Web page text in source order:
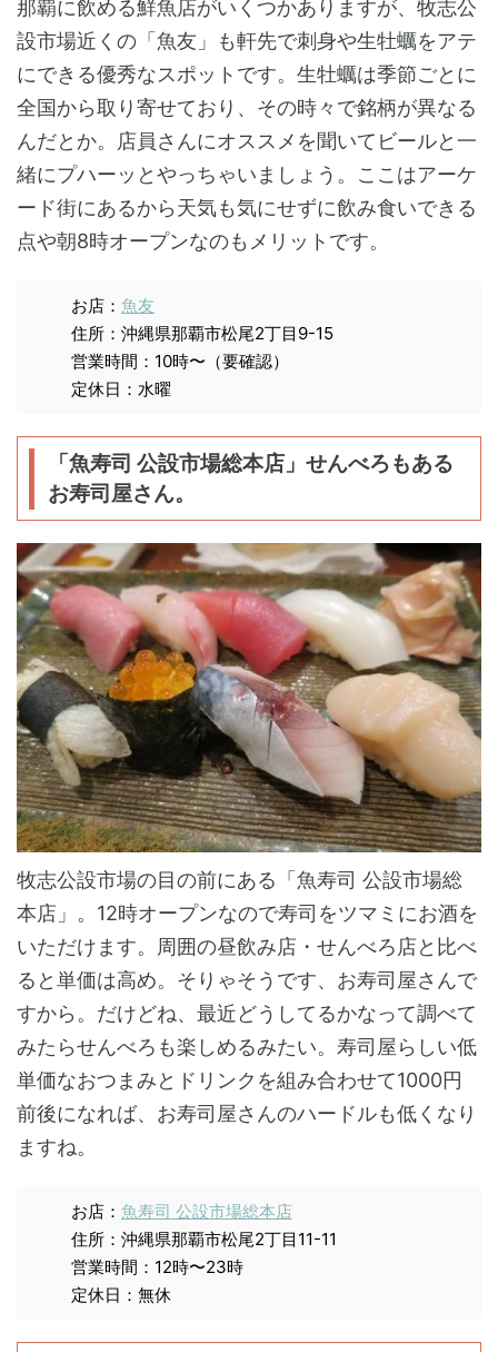
那覇に飲める鮮魚店がいくつかありますが、牧志公
設市場近くの「魚友」も軒先で刺身や生牡蠣をアテ
にできる優秀なスポットです。生牡蠣は季節ごとに
全国から取り寄せており、その時々で銘柄が異なる
んだとか。店員さんにオススメを聞いてビールと一
緒にプハーッとやっちゃいましょう。ここはアーケ
ード街にあるから天気も気にせずに飲み食いできる
点や朝8時オープンなのもメリットです。
お店： 魚友
住所：沖縄県那覇市松尾2丁目9-15
営業時間：10時〜（要確認）
定休日：水曜
「魚寿司 公設市場総本店」せんべろもある
お寿司屋さん。
牧志公設市場の目の前にある「魚寿司 公設市場総
本店」。12時オープンなので寿司をツマミにお酒を
いただけます。周囲の昼飲み店・せんべろ店と比べ
ると単価は高め。そりゃそうです、お寿司屋さんで
すから。だけどね、最近どうしてるかなって調べて
みたらせんべろも楽しめるみたい。寿司屋らしい低
単価なおつまみとドリンクを組み合わせて1000円
前後になれば、お寿司屋さんのハードルも低くなり
ますね。
お店： 魚寿司 公設市場総本店
住所：沖縄県那覇市松尾2丁目11-11
営業時間：12時〜23時
定休日：無休